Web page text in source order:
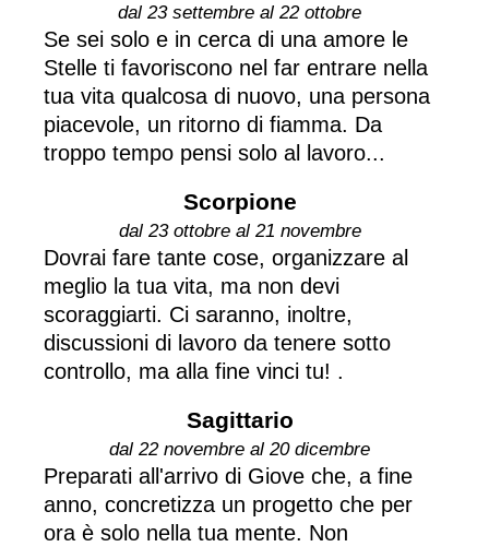
dal 23 settembre al 22 ottobre
Se sei solo e in cerca di una amore le
Stelle ti favoriscono nel far entrare nella
tua vita qualcosa di nuovo, una persona
piacevole, un ritorno di fiamma. Da
troppo tempo pensi solo al lavoro...
Scorpione
dal 23 ottobre al 21 novembre
Dovrai fare tante cose, organizzare al
meglio la tua vita, ma non devi
scoraggiarti. Ci saranno, inoltre,
discussioni di lavoro da tenere sotto
controllo, ma alla fine vinci tu! .
Sagittario
dal 22 novembre al 20 dicembre
Preparati all'arrivo di Giove che, a fine
anno, concretizza un progetto che per
ora è solo nella tua mente. Non